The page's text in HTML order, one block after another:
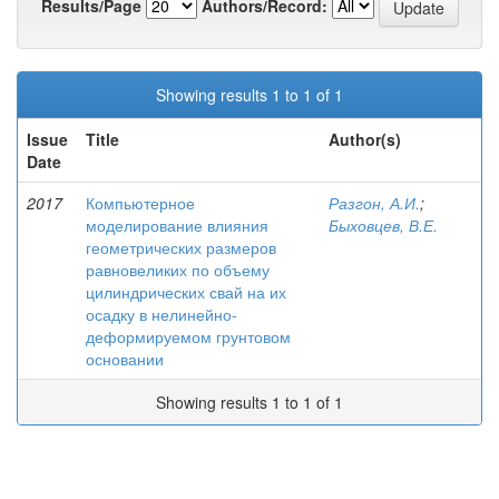
Results/Page
Authors/Record:
Showing results 1 to 1 of 1
Issue
Date
Title Author(s)
2017
Компьютерное
моделирование влияния
геометрических размеров
равновеликих по объему
цилиндрических свай на их
осадку в нелинейно-
деформируемом грунтовом
основании
Разгон, А.И.;
Быховцев, В.Е.
Showing results 1 to 1 of 1